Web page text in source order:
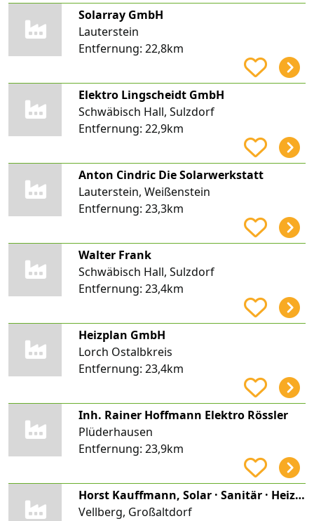
Solarray GmbH
Lauterstein
Entfernung: 22,8km
Elektro Lingscheidt GmbH
Schwäbisch Hall, Sulzdorf
Entfernung: 22,9km
Anton Cindric Die Solarwerkstatt
Lauterstein, Weißenstein
Entfernung: 23,3km
Walter Frank
Schwäbisch Hall, Sulzdorf
Entfernung: 23,4km
Heizplan GmbH
Lorch Ostalbkreis
Entfernung: 23,4km
Inh. Rainer Hoffmann Elektro Rössler
Plüderhausen
Entfernung: 23,9km
Horst Kauffmann, Solar · Sanitär · Heizung · Flaschnerei
Vellberg, Großaltdorf